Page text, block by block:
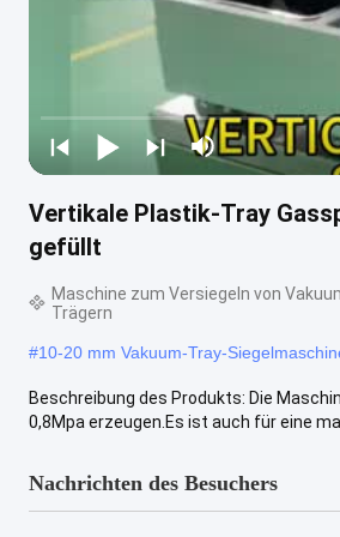
Vertikale Plastik-Tray
gefüllt
Maschine zum Versiegeln von
Trägern
#10-20 mm Vakuum-Tray-
Beschreibung des Produkts: Die
0,8Mpa erzeugen.Es ist auch für eine
Nachrichten des Besuchers